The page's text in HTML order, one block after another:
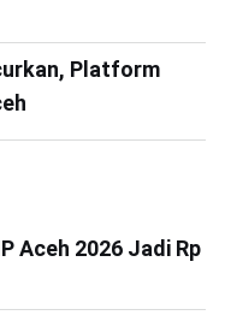
Platform
Aceh 2026 Jadi Rp